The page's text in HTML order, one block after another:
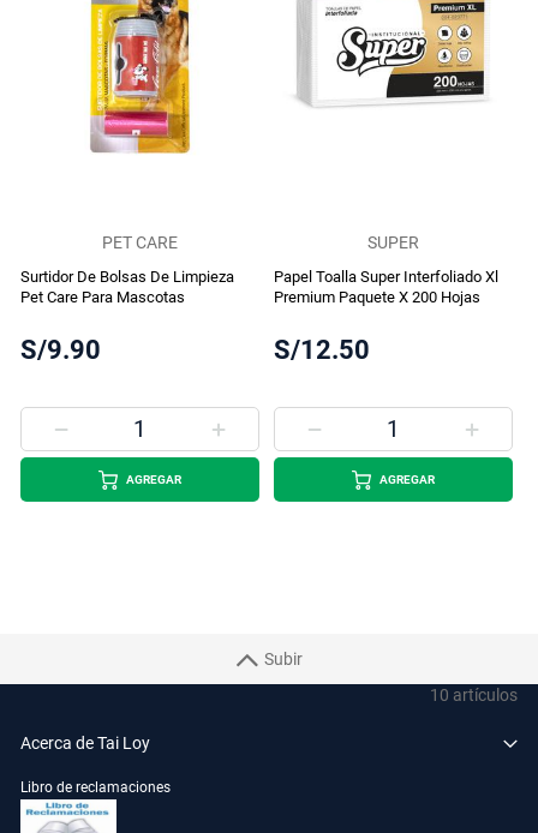
10 artículos
PET CARE
Surtidor De Bolsas De Limpieza
Pet Care Para Mascotas
S/9.90
AGREGAR
SUPER
Papel Toalla Super Interfoliado Xl
Premium Paquete X 200 Hojas
S/12.50
AGREGAR
Subir
Acerca de Tai Loy
Libro de reclamaciones